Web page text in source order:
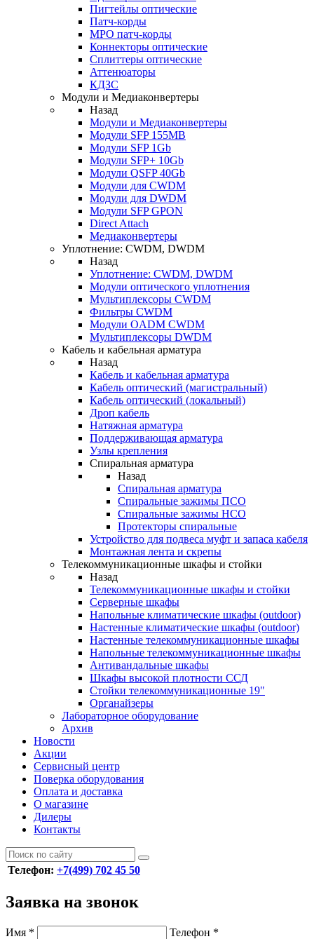
Пигтейлы оптические
Патч-корды
MPO патч-корды
Коннекторы оптические
Сплиттеры оптические
Аттенюаторы
КДЗС
Модули и Медиаконвертеры
Назад
Модули и Медиаконвертеры
Модули SFP 155MB
Модули SFP 1Gb
Модули SFP+ 10Gb
Модули QSFP 40Gb
Модули для CWDM
Модули для DWDM
Модули SFP GPON
Direct Attach
Медиаконвертеры
Уплотнение: CWDM, DWDM
Назад
Уплотнение: CWDM, DWDM
Модули оптического уплотнения
Мультиплексоры CWDM
Фильтры CWDM
Модули OADM CWDM
Мультиплексоры DWDM
Кабель и кабельная арматура
Назад
Кабель и кабельная арматура
Кабель оптический (магистральный)
Кабель оптический (локальный)
Дроп кабель
Натяжная арматура
Поддерживающая арматура
Узлы крепления
Спиральная арматура
Назад
Спиральная арматура
Спиральные зажимы ПСО
Спиральные зажимы НСО
Протекторы спиральные
Устройство для подвеса муфт и запаса кабеля
Монтажная лента и скрепы
Телекоммуникационные шкафы и стойки
Назад
Телекоммуникационные шкафы и стойки
Серверные шкафы
Напольные климатические шкафы (outdoor)
Настенные климатические шкафы (outdoor)
Настенные телекоммуникационные шкафы
Напольные телекоммуникационные шкафы
Антивандальные шкафы
Шкафы высокой плотности ССД
Стойки телекоммуникационные 19"
Органайзеры
Лабораторное оборудование
Архив
Новости
Акции
Сервисный центр
Поверка оборудования
Оплата и доставка
О магазине
Дилеры
Контакты
Телефон: +7(499) 702 45 50
Заявка на звонок
Имя * Телефон *